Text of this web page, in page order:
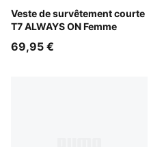
Veste de survêtement courte
T7 ALWAYS ON Femme
Puma Black
69,95 €